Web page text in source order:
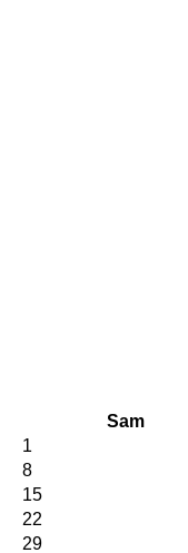
Sam
1
8
15
22
29